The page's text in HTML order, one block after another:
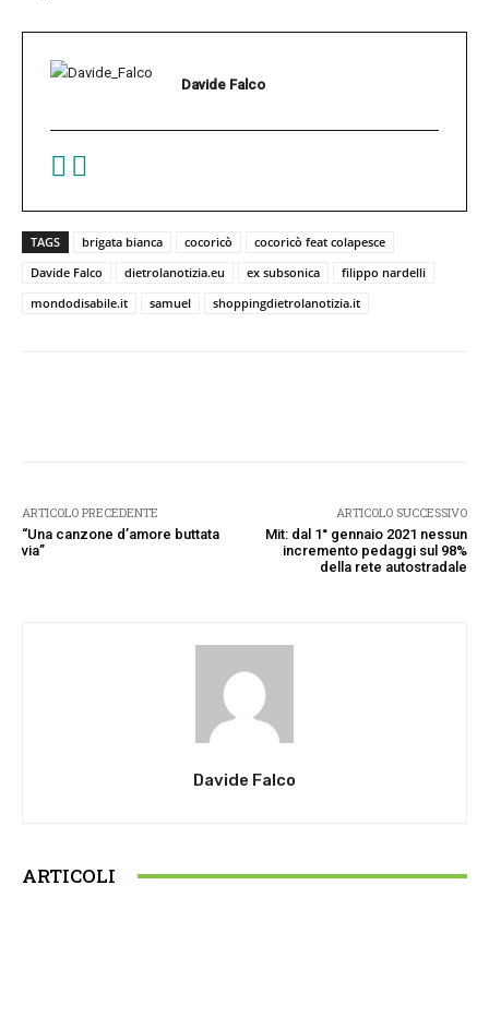
Davide Falco
TAGS brigata bianca cocoricò
cocoricò feat colapesce
Davide Falco
dietrolanotizia.eu ex subsonica
filippo nardelli
mondodisabile.it
samuel shoppingdietrolanotizia.it
ARTICOLO PRECEDENTE
“Una canzone d’amore buttata
via”
ARTICOLO SUCCESSIVO
Mit: dal 1° gennaio 2021 nessun
incremento pedaggi sul 98%
della rete autostradale
Davide Falco
ARTICOLI